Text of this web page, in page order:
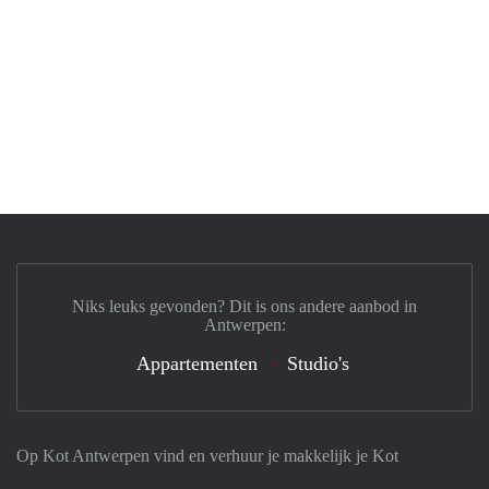
Op Kot Antwerpen vind en verhuur je makkelijk je Kot
Niks leuks gevonden? Dit is ons andere aanbod in
Antwerpen:
Appartementen Studio's